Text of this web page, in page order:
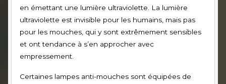
en émettant une lumière ultraviolette. La lumière
ultraviolette est invisible pour les humains, mais pas
pour les mouches, qui y sont extrêmement sensibles
et ont tendance à s’en approcher avec
empressement.
Certaines lampes anti-mouches sont équipées de